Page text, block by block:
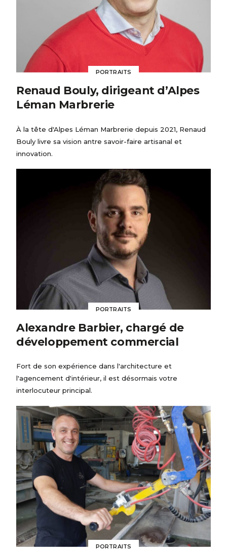
PORTRAITS
Renaud Bouly, dirigeant d’Alpes
Léman Marbrerie
À la tête d'Alpes Léman Marbrerie depuis 2021, Renaud
Bouly livre sa vision antre savoir-faire artisanal et
innovation.
PORTRAITS
Alexandre Barbier, chargé de
développement commercial
Fort de son expérience dans l'architecture et
l'agencement d'intérieur, il est désormais votre
interlocuteur principal.
PORTRAITS